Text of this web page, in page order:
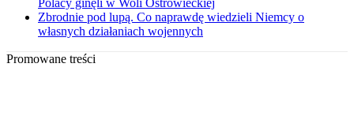
Polacy ginęli w Woli Ostrowieckiej
Zbrodnie pod lupą. Co naprawdę wiedzieli Niemcy o
własnych działaniach wojennych
Promowane treści